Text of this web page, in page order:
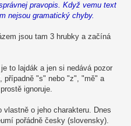
pravopis. Když vemu text
nejsou gramatický chyby.
jsou tam 3 hrubky a začíná
to lajdák a jen si nedává pozor
případně "s" nebo "z", "mě" a
ignoruje.
o jeho charakteru. Dnes
pořádně česky (slovensky).